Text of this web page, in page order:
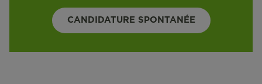
CANDIDATURE SPONTANÉE